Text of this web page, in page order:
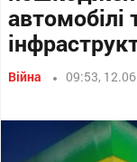
автомобілі
Війна 09:53,